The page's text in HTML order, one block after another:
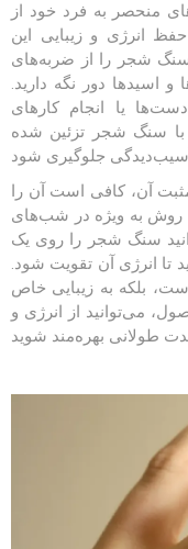
منحصر به فرد خود از
انرژی و زیبایی این
سنگ شجر را از ضربه‌های
اسیدها دور نگه دارید.
یا انجام کارهای
سنگ شجر تزئین شده
آن، کافی است آن را
روش به ویژه در شب‌های
سنگ شجر را روی یک
تا انرژی آن تقویت شود.
بلکه به زیبایی خاص
می‌توانید از انرژی و